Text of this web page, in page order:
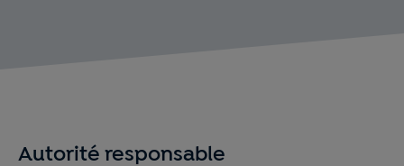
Autorité responsable